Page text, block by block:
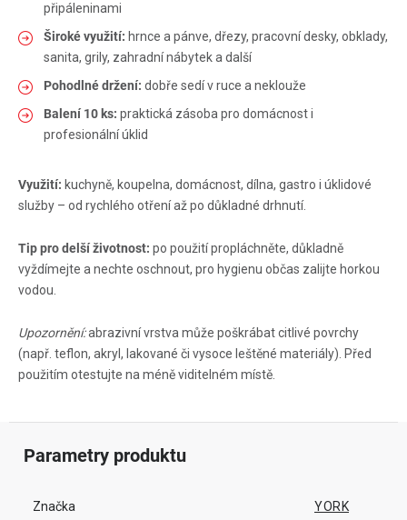
připáleninami
Široké využití: hrnce a pánve, dřezy, pracovní desky, obklady,
sanita, grily, zahradní nábytek a další
Pohodlné držení: dobře sedí v ruce a neklouže
Balení 10 ks: praktická zásoba pro domácnost i
profesionální úklid
Využití: kuchyně, koupelna, domácnost, dílna, gastro i úklidové
služby – od rychlého otření až po důkladné drhnutí.
Tip pro delší životnost: po použití propláchněte, důkladně
vyždímejte a nechte oschnout, pro hygienu občas zalijte horkou
vodou.
Upozornění:abrazivní vrstva může poškrábat citlivé povrchy
(např. teflon, akryl, lakované či vysoce leštěné materiály). Před
použitím otestujte na méně viditelném místě.
Parametry produktu
Značka YORK